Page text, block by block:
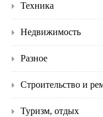
Техника
Недвижимость
Разное
Строительство и
Туризм, отдых